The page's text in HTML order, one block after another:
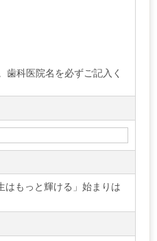
科医院名を必ずご記入く
はもっと輝ける」始まりは